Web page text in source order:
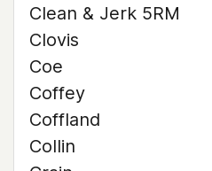
Clean & Jerk 5RM
Clovis
Coe
Coffey
Coffland
Collin